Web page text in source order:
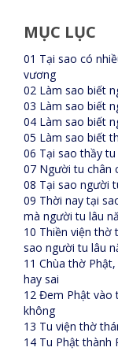
MỤC LỤC
01 Tại sao có
vương
02 Làm sao biết
03 Làm sao biết
04 Làm sao biết
05 Làm sao biết
06 Tại sao thầy
07 Người tu chân
08 Tại sao người
09 Thời nay tại
mà người tu lâu
10 Thiền viện thờ
sao người tu lâu
11 Chùa thờ
hay sai
12 Đem Phật vào
không
13 Tu viện thờ
14 Tu Phật thành